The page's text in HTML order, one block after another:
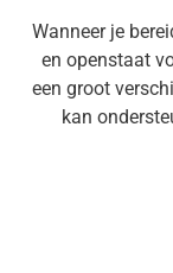
Wanneer je
en openstaat
een groot
kan